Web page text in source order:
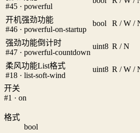
#45 · powerful
开机强劲功能
#46 · powerful-on-startup
bool R / W /
强劲功能倒计时
#47 · powerful-countdown
uint8 R / N
柔风功能List格式
#18 · list-soft-wind
uint8 R / W /
开关
#1 · on
格式
bool